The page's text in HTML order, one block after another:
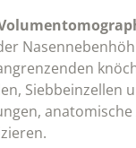
Siebbeinzellen